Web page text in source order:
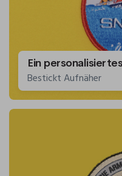
Bestickt Aufnäher